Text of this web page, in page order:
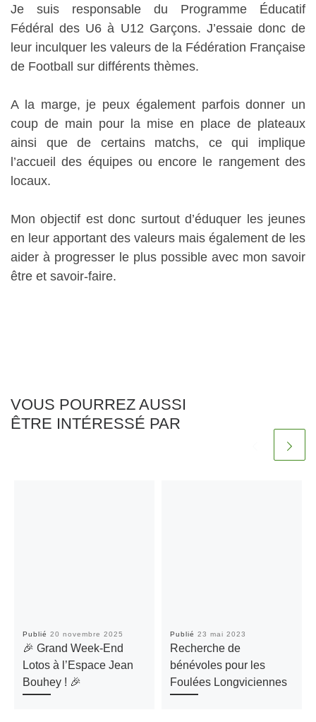
Je suis responsable du Programme Éducatif
Fédéral des U6 à U12 Garçons. J’essaie donc de
leur inculquer les valeurs de la Fédération Française
de Football sur différents thèmes.
A la marge, je peux également parfois donner un
coup de main pour la mise en place de plateaux
ainsi que de certains matchs, ce qui implique
l’accueil des équipes ou encore le rangement des
locaux.
Mon objectif est donc surtout d’éduquer les jeunes
en leur apportant des valeurs mais également de les
aider à progresser le plus possible avec mon savoir
être et savoir-faire.
VOUS POURREZ AUSSI
ÊTRE INTÉRESSÉ PAR
Publié 20 novembre 2025
🎉 Grand Week-End
Lotos à l’Espace Jean
Bouhey ! 🎉
Publié 23 mai 2023
Recherche de
bénévoles pour les
Foulées Longviciennes